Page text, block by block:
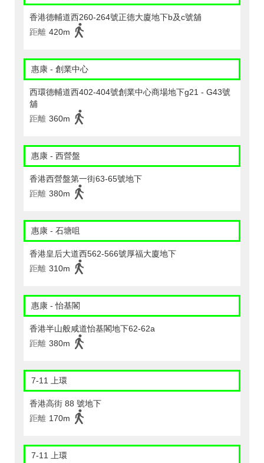
香港德輔道西260-264號正德大廈地下b及c號舖
距離 420m
惠康 - 創業中心
西環德輔道西402-404號創業中心商場地下g21 - G43號
舖
距離 360m
惠康 - 西營盤
香港西營盤第一街63-65號地下
距離 380m
惠康 - 石塘咀
香港皇后大道西562-566號厚福大廈地下
距離 310m
惠康 - 怡基閣
香港半山般咸道怡基閣地下62-62a
距離 380m
7-11 上環
香港高街 88 號地下
距離 170m
7-11 上環